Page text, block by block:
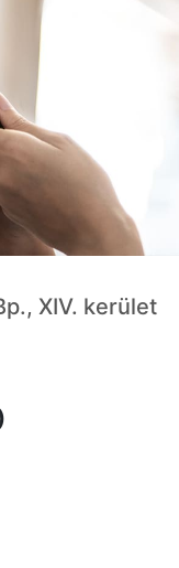
XIV. kerület